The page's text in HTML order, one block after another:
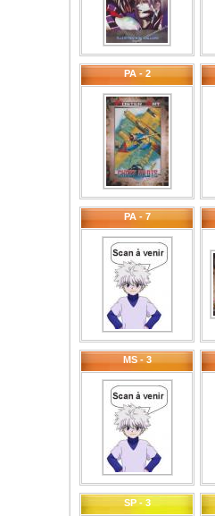
PA - 2
PA - 7
MS - 3
SP - 3